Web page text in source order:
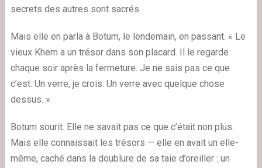
secrets des autres sont sacrés.
Mais elle en parla à Botum, le lendemain, en passant. « Le
vieux Khem a un trésor dans son placard. Il le regarde
chaque soir après la fermeture. Je ne sais pas ce que
c’est. Un verre, je crois. Un verre avec quelque chose
dessus. »
Botum sourit. Elle ne savait pas ce que c’était non plus.
Mais elle connaissait les trésors — elle en avait un elle-
même, caché dans la doublure de sa taie d’oreiller : un